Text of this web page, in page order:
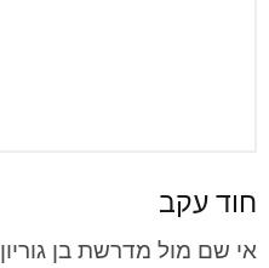
חוד עקב
אי שם מול מדרשת בן